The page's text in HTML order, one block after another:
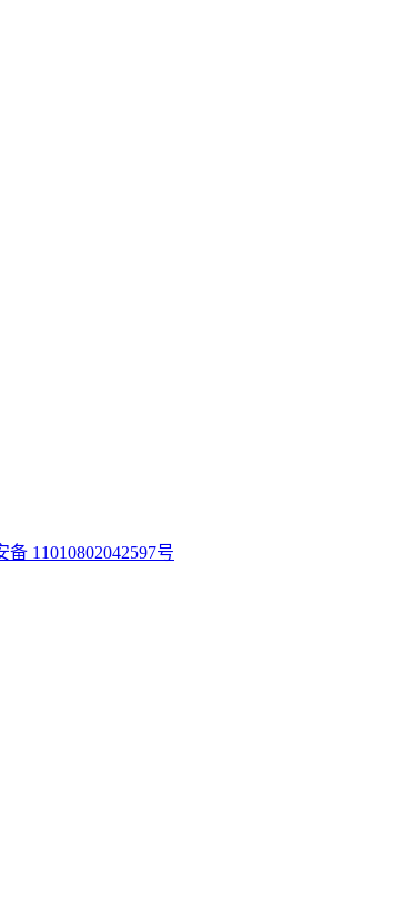
备 11010802042597号